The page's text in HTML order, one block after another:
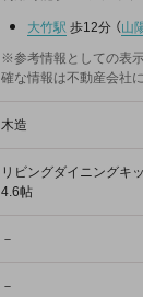
大竹駅 歩12分 （山
※参考情報としての表
確な情報は不動産会社
木造
リビングダイニングキ
4.6帖
－
－